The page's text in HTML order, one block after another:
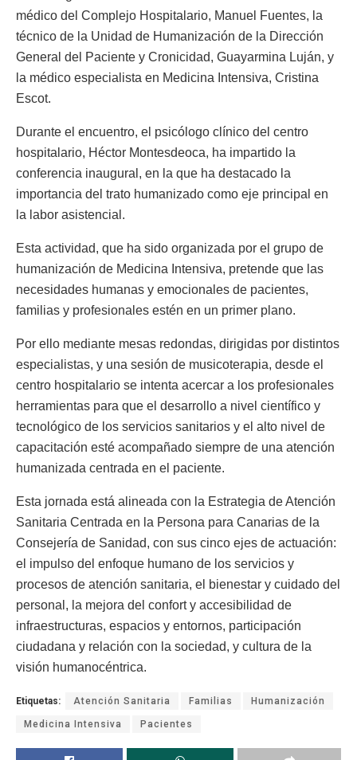
médico del Complejo Hospitalario, Manuel Fuentes, la
técnico de la Unidad de Humanización de la Dirección
General del Paciente y Cronicidad, Guayarmina Luján, y
la médico especialista en Medicina Intensiva, Cristina
Escot.
Durante el encuentro, el psicólogo clínico del centro
hospitalario, Héctor Montesdeoca, ha impartido la
conferencia inaugural, en la que ha destacado la
importancia del trato humanizado como eje principal en
la labor asistencial.
Esta actividad, que ha sido organizada por el grupo de
humanización de Medicina Intensiva, pretende que las
necesidades humanas y emocionales de pacientes,
familias y profesionales estén en un primer plano.
Por ello mediante mesas redondas, dirigidas por distintos
especialistas, y una sesión de musicoterapia, desde el
centro hospitalario se intenta acercar a los profesionales
herramientas para que el desarrollo a nivel científico y
tecnológico de los servicios sanitarios y el alto nivel de
capacitación esté acompañado siempre de una atención
humanizada centrada en el paciente.
Esta jornada está alineada con la Estrategia de Atención
Sanitaria Centrada en la Persona para Canarias de la
Consejería de Sanidad, con sus cinco ejes de actuación:
el impulso del enfoque humano de los servicios y
procesos de atención sanitaria, el bienestar y cuidado del
personal, la mejora del confort y accesibilidad de
infraestructuras, espacios y entornos, participación
ciudadana y relación con la sociedad, y cultura de la
visión humanocéntrica.
Etiquetas: Atención Sanitaria Familias Humanización
Medicina Intensiva Pacientes